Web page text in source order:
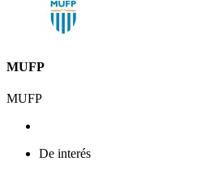
MUFP
MUFP
De interés